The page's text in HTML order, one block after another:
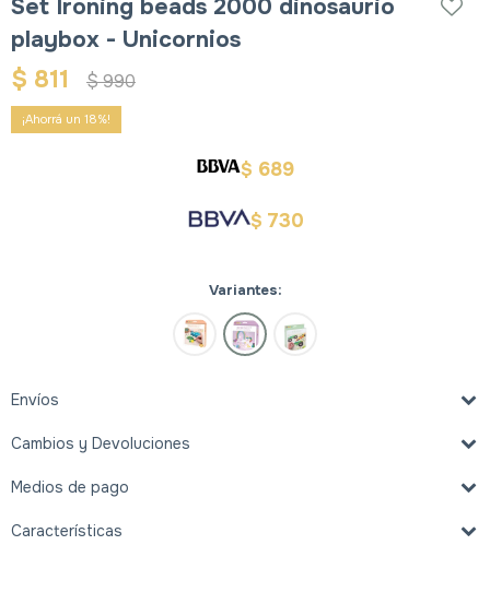
Set Ironing beads 2000 dinosaurio
playbox - Unicornios
$ 811 $990
18
$ 689
$ 730
Variantes:
Envíos
Cambios y Devoluciones
Medios de pago
Características